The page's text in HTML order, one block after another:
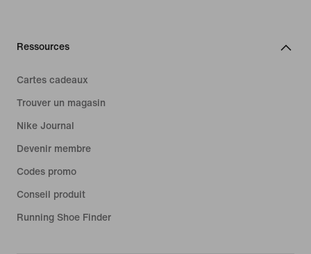
Ressources
Cartes cadeaux
Trouver un magasin
Nike Journal
Devenir membre
Codes promo
Conseil produit
Running Shoe Finder